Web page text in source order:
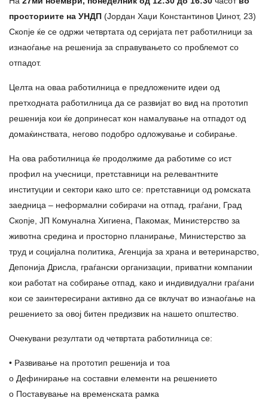
просториите на УНДП (Јордан Хаџи Константинов Џинот, 23)
Скопје ќе се одржи четвртата од серијата пет работилници за
изнаоѓање на решенија за справувањето со проблемот со
отпадот.
Целта на оваа работилница е предложените идеи од
претходната работилница да се развијат во вид на прототип
решенија кои ќе допринесат кон намалување на отпадот од
домаќинствата, негово подобро одложување и собирање.
На ова работилница ќе продолжиме да работиме со ист
профил на учесници, претставници на релевантните
институции и сектори како што се: претставници од ромската
заедница – неформални собирачи на отпад, граѓани, Град
Скопје, ЈП Комунална Хигиена, Пакомак, Министерство за
животна средина и просторно планирање, Министерство за
труд и социјална политика, Агенција за храна и ветеринарство,
Депонија Дрисла, граѓански организации, приватни компании
кои работат на собирање отпад, како и индивидуални граѓани
кои се заинтересирани активно да се вклучат во изнаоѓање на
решението за овој битен предизвик на нашето општество.
Очекувани резултати од четвртата работилница се:
• Развивање на прототип решенија и тоа
o Дефинирање на составни елементи на решението
o Поставување на временската рамка